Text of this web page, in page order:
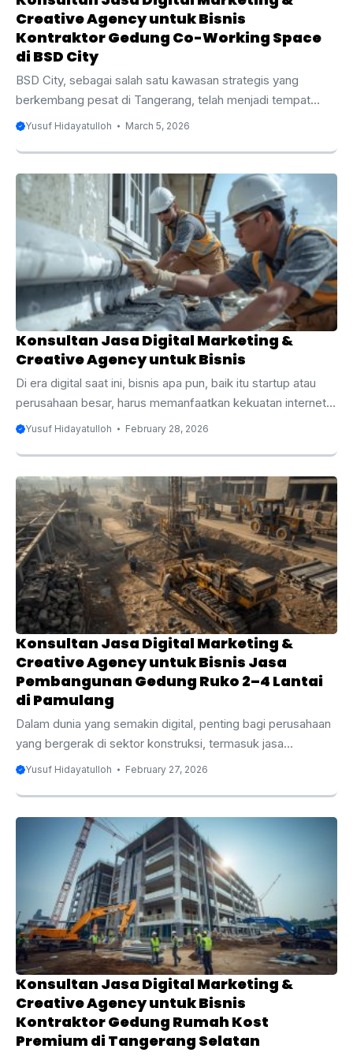
Creative Agency untuk Bisnis
Kontraktor Gedung Co-Working Space
di BSD City
BSD City, sebagai salah satu kawasan strategis yang
berkembang pesat di Tangerang, telah menjadi tempat
yang menarik bagi berbagai bisnis, termasuk sektor
membutuhkan ruang kerja yang fleksibel dan efisien,
menjadikan kontraktor gedung co-working space sangat
diminati. Namun, di tengah pesatnya perkembangan
tersebut, persaingan untuk mendapatkan proyek konstruksi
gedung semakin ketat. Salah satu cara terbaik untuk
meningkatkan visibilitas dan daya saing bisnis Anda adalah
dengan memanfaatkan jasa digital ...
Yusuf Hidayatulloh March 5, 2026
Konsultan Jasa Digital Marketing &
Creative Agency untuk Bisnis
Di era digital saat ini, bisnis apa pun, baik itu startup atau
perusahaan besar, harus memanfaatkan kekuatan internet
untuk menjangkau audiens yang lebih luas dan berpotensi
bisnis bertahan tetapi juga berkembang dalam pasar yang
semakin kompetitif. Artikel ini akan mengupas tuntas
mengenai manfaat digital marketing dan creative agency
untuk bisnis Anda, serta bagaimana memilih konsultan yang
tepat. Apakah Anda baru memulai bisnis atau ingin
mengoptimalkan strategi ...
Yusuf Hidayatulloh February 28, 2026
Konsultan Jasa Digital Marketing &
Creative Agency untuk Bisnis Jasa
Pembangunan Gedung Ruko 2–4 Lantai
di Pamulang
Dalam dunia yang semakin digital, penting bagi perusahaan
yang bergerak di sektor konstruksi, termasuk jasa
pembangunan gedung ruko 2–4 lantai di Pamulang, untuk
mereka. Pamulang, yang terletak di Tangerang Selatan,
merupakan salah satu kawasan yang berkembang pesat,
dengan permintaan tinggi terhadap properti komersial,
termasuk ruko. Bagi bisnis yang bergerak dalam
pembangunan gedung ruko, penting untuk memiliki
keberadaan online yang kuat agar bisa bersaing dan
mencapai calon klien dengan efektif. ...
Yusuf Hidayatulloh February 27, 2026
Konsultan Jasa Digital Marketing &
Creative Agency untuk Bisnis
Kontraktor Gedung Rumah Kost
Premium di Tangerang Selatan